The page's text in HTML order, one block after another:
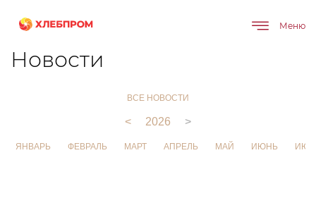
Меню
Главная О компании
Новости
ВСЕ НОВОСТИ
< 2026 >
ЯНВАРЬ ФЕВРАЛЬ МАРТ АПРЕЛЬ МАЙ ИЮНЬ